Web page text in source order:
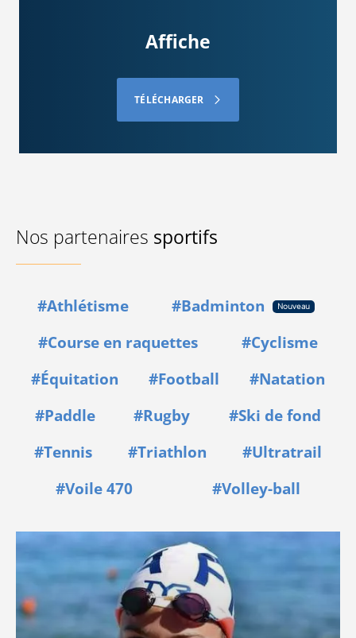
Affiche
TÉLÉCHARGER
Nos partenaires sportifs
#Athlétisme #Badminton Nouveau
#Course en raquettes
#Cyclisme
#Équitation
#Football
#Natation
#Paddle
#Rugby
#Ski de fond
#Tennis
#Triathlon
#Ultratrail
#Voile 470
#Volley-ball